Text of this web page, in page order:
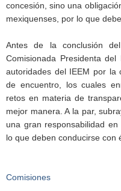
concesión, sino una
mexiquenses, por lo que
Antes de la conclusión
Comisionada Presidenta
autoridades del IEEM por la
de encuentro, los cuales
retos en materia de
mejor manera. A la par,
una gran responsabilidad
lo que deben conducirse con
Comisiones